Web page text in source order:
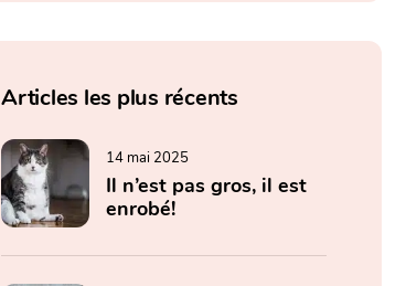
Articles les plus récents
14 mai 2025
Il n’est pas gros, il est
enrobé!